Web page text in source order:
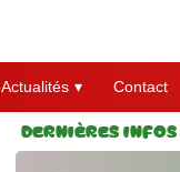
Actualités Contact
Dernières Infos